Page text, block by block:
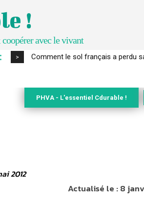
!
avec le vivant
> Comment le sol français a perdu
Développer notre attention aux
PHVA - L'essentiel Cdurable !
2012
Actualisé le :8